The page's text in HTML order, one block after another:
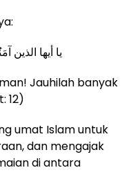
يا أيها الذين
Jauhilah banyak
12)
umat Islam untuk
dan mengajak
di antara